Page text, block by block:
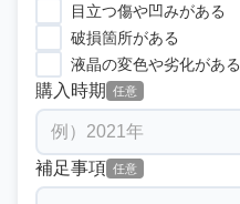
目立つ傷や凹みがある
破損箇所がある
液晶の変色や劣化がある
購入時期 任意
補足事項 任意